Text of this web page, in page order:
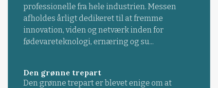
professionelle fra hele industrien. Messen
afholdes årligt dedikeret til at fremme
innovation, viden og netværk inden for
fødevareteknologi, ernæring og su...
Den grønne trepart
Den grønne trepart er blevet enige om at